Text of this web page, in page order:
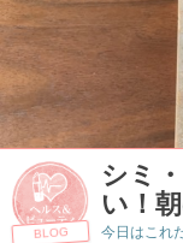
BLOG
シミ
い！
今日はこれ